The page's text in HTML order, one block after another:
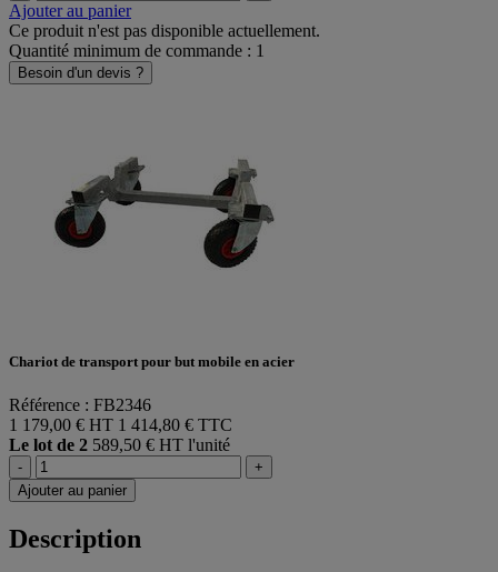
Ajouter au panier
Ce produit n'est pas disponible actuellement.
Quantité minimum de commande : 1
Besoin d'un devis ?
Chariot de transport pour but mobile en acier
Référence : FB2346
1 179,00 € HT 1 414,80 € TTC
Le lot de 2 589,50 € HT l'unité
-
+
Ajouter au panier
Description